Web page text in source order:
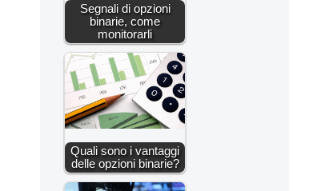
Segnali di opzioni
binarie, come
monitorarli
Quali sono i vantaggi
delle opzioni binarie?